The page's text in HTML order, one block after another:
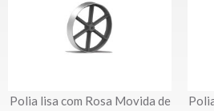
Polia lisa com Rosa Movida de